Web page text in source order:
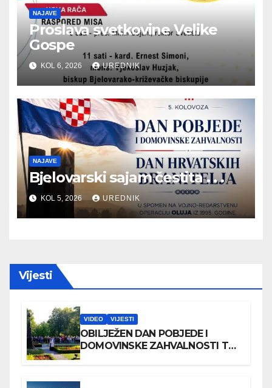
NAJAVE
Proslava svetkovine Velike
Gospe
KOL 6, 2026 UREDNIK
NAJAVE
Bjelovarski sajam čestita . . .
KOL 5, 2026 UREDNIK
Vijesti
VIDEO VIJESTI
OBILJEŽEN DAN POBJEDE I
DOMOVINSKE ZAHVALNOSTI TE